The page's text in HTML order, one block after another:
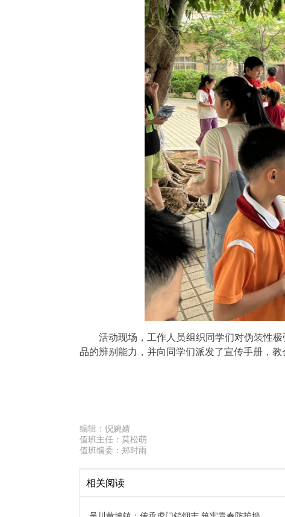
活动现场，工作人员组织同学们对伪装性
品的辨别能力，并向同学们派发了宣传手册，
编辑： 倪婉婧
值班主任： 莫松萌
值班编委： 郑时雨
相关阅读